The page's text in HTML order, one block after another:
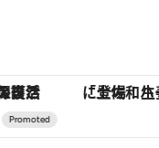
も涼を呼ぶ郷土の味 【銀座で出合う最旬美容】美髪ケアや上質